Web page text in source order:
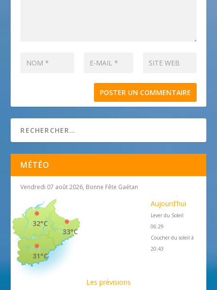
MÉTÉO
Vendredi 07 août 2026, Bonne Fête Gaétan
33°C
32°C
31°C
Aujourd'hui
Lever du Soleil
06:29
Coucher du soleil à
20:43
Les prévisions